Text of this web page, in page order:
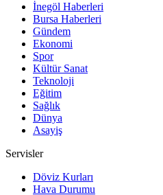
İnegöl Haberleri
Bursa Haberleri
Gündem
Ekonomi
Spor
Kültür Sanat
Teknoloji
Eğitim
Sağlık
Dünya
Asayiş
Servisler
Döviz Kurları
Hava Durumu